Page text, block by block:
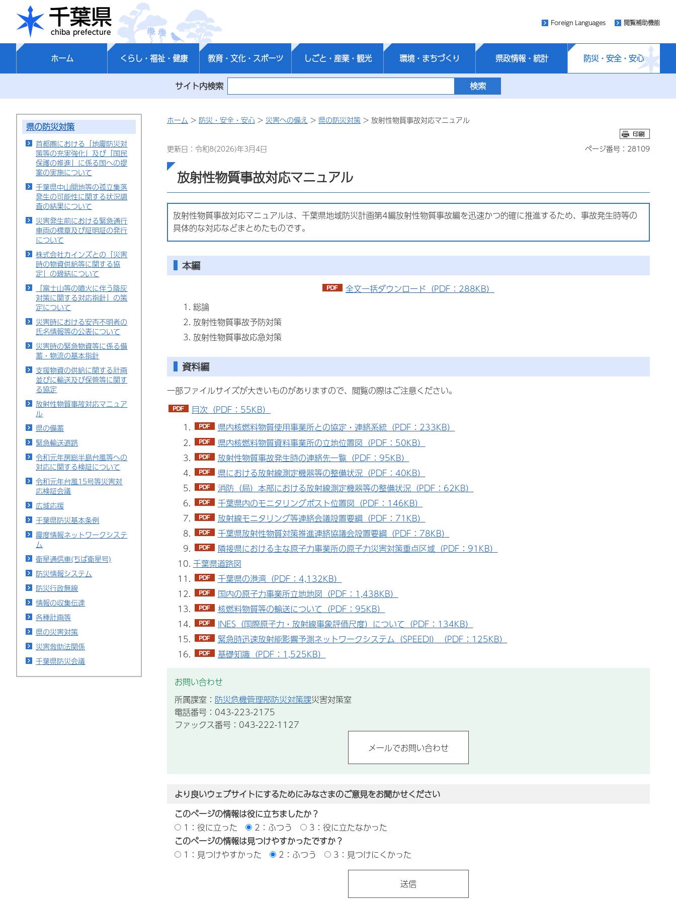
千葉県
Foreign Languages 閲覧補助機能
ホーム くらし・福祉・健康 教育・文化・スポーツ しごと・産業・観光 環境・まちづくり 県政情報・統計 防災・安全・安心
サイト内検索
県の防災対策
首都圏における「地震防災対
策等の充実強化」及び「国民
保護の推進」に係る国への提
案の実施について
千葉県中山間地等の孤立集落
発生の可能性に関する状況調
査の結果について
災害発生前における緊急通行
車両の標章及び証明証の発行
について
株式会社カインズとの「災害
時の物資供給等に関する協
定」の締結について
「富士山等の噴火に伴う降灰
対策に関する対応指針」の策
定について
災害時における安否不明者の
氏名情報等の公表について
災害時の緊急物資等に係る備
蓄・物流の基本指針
支援物資の供給に関する計画
並びに輸送及び保管等に関す
る協定
放射性物質事故対応マニュア
ル
県の備蓄
緊急輸送道路
令和元年房総半島台風等への
対応に関する検証について
令和元年台風15号等災害対
応検証会議
広域応援
千葉県防災基本条例
震度情報ネットワークシステ
ム
衛星通信車(ちば衛星号)
防災情報システム
防災行政無線
情報の収集伝達
各種計画等
県の災害対策
災害救助法関係
千葉県防災会議
ホーム > 防災・安全・安心 > 災害への備え > 県の防災対策 > 放射性物質事故対応マニュアル
更新日：令和8(2026)年3月4日 ページ番号：28109
放射性物質事故対応マニュアル
放射性物質事故対応マニュアルは、千葉県地域防災計画第4編放射性物質事故編を迅速かつ的確に推進するため、事故発生時等の
具体的な対応などまとめたものです。
本編
全文一括ダウンロード（PDF：288KB）
総論
放射性物質事故予防対策
放射性物質事故応急対策
資料編
一部ファイルサイズが大きいものがありますので、閲覧の際はご注意ください。
目次（PDF：55KB）
県内核燃料物質使用事業所との協定・連絡系統（PDF：233KB）
県内核燃料物質資料事業所の立地位置図（PDF：50KB）
放射性物質事故発生時の連絡先一覧（PDF：95KB）
県における放射線測定機器等の整備状況（PDF：40KB）
消防（局）本部における放射線測定機器等の整備状況（PDF：62KB）
千葉県内のモニタリングポスト位置図（PDF：146KB）
放射線モニタリング等連絡会議設置要綱（PDF：71KB）
千葉県放射性物質対策推進連絡協議会設置要綱（PDF：78KB）
隣接県における主な原子力事業所の原子力災害対策重点区域（PDF：91KB）
千葉県道路図
千葉県の港湾（PDF：4,132KB）
国内の原子力事業所立地地図（PDF：1,438KB）
核燃料物質等の輸送について（PDF：95KB）
INES（国際原子力・放射線事象評価尺度）について（PDF：134KB）
緊急時迅速放射能影響予測ネットワークシステム（SPEEDI）（PDF：125KB）
基礎知識（PDF：1,525KB）
お問い合わせ
所属課室： 防災危機管理部防災対策課災害対策室
電話番号：043-223-2175
ファックス番号：043-222-1127
より良いウェブサイトにするためにみなさまのご意見をお聞かせください
このページの情報は役に立ちましたか？
1：役に立った
2：ふつう
3：役に立たなかった
このページの情報は見つけやすかったですか？
1：見つけやすかった
2：ふつう 3：見つけにくかった